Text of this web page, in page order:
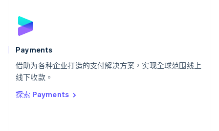
Payments
借助为各种企业打造的支付解决方案，实现全球范围线上
线下收款。
探索 Payments
English
斯洛文尼亚
泰国
ไทยEnglish
希腊
English
西班牙